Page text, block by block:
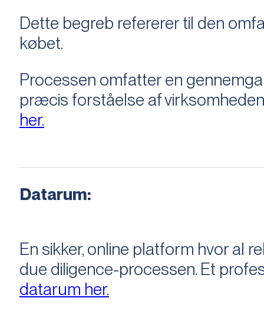
Dette begreb refererer til den
købet.
Processen omfatter en
præcis forståelse af
her.
Datarum:
En sikker, online platform hvor al
due diligence-processen. Et
datarum her.